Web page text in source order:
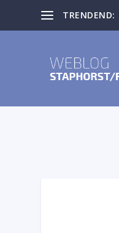
TRENDEND: